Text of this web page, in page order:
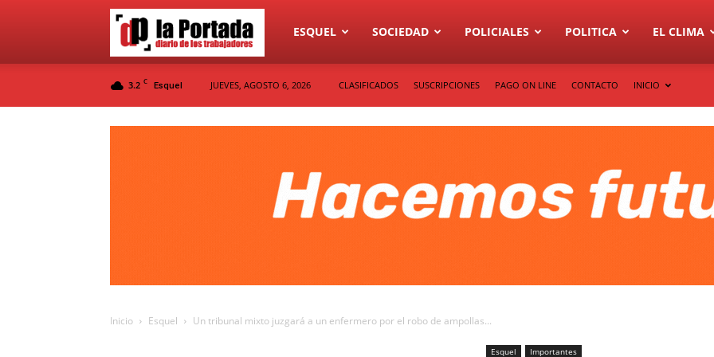
Diario
La
ESQUEL SOCIEDAD POLICIALES POLITICA EL CLIMA
3.2 C Esquel JUEVES, AGOSTO 6, 2026 CLASIFICADOS SUSCRIPCIONES PAGO ON LINE CONTACTO INICIO
Inicio Esquel Un tribunal mixto juzgará a un enfermero por el robo de ampollas...
Esquel Importantes